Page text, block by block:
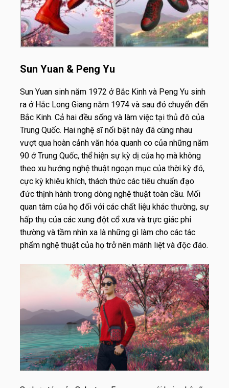
Sun Yuan & Peng Yu
Sun Yuan sinh năm 1972 ở Bắc Kinh và Peng Yu sinh
ra ở Hắc Long Giang năm 1974 và sau đó chuyển đến
Bắc Kinh. Cả hai đều sống và làm việc tại thủ đô của
Trung Quốc. Hai nghệ sĩ nổi bật này đã cùng nhau
vượt qua hoàn cảnh văn hóa quanh co của những năm
90 ở Trung Quốc, thể hiện sự kỳ dị của họ mà không
theo xu hướng nghệ thuật ngoạn mục của thời kỳ đó,
cực kỳ khiêu khích, thách thức các tiêu chuẩn đạo
đức thịnh hành trong dòng nghệ thuật toàn cầu. Mối
quan tâm của họ đối với các chất liệu khác thường, sự
hấp thụ của các xung đột cổ xưa và trực giác phi
thường và tầm nhìn xa là những gì làm cho các tác
phẩm nghệ thuật của họ trở nên mãnh liệt và độc đáo.